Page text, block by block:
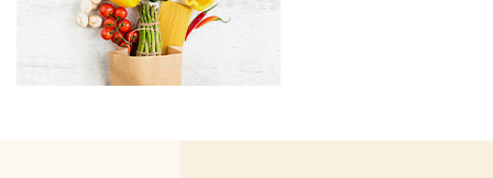
Piena , augu tauki un olas produkti
Proteīnu batoniņi
Saldētā pārtika